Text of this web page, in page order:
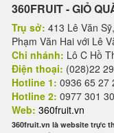
360FRUIT - GIỎ
Trụ sở: 413 Lê Văn
Phạm Văn Hai với Lê
Chi nhánh: Lô C Hồ
Điện thoại: (028)22
Hotline 1: 0936 65 27
Hotline 2: 0977 301
Web: 360fruit.vn
360fruit.vn là website trực